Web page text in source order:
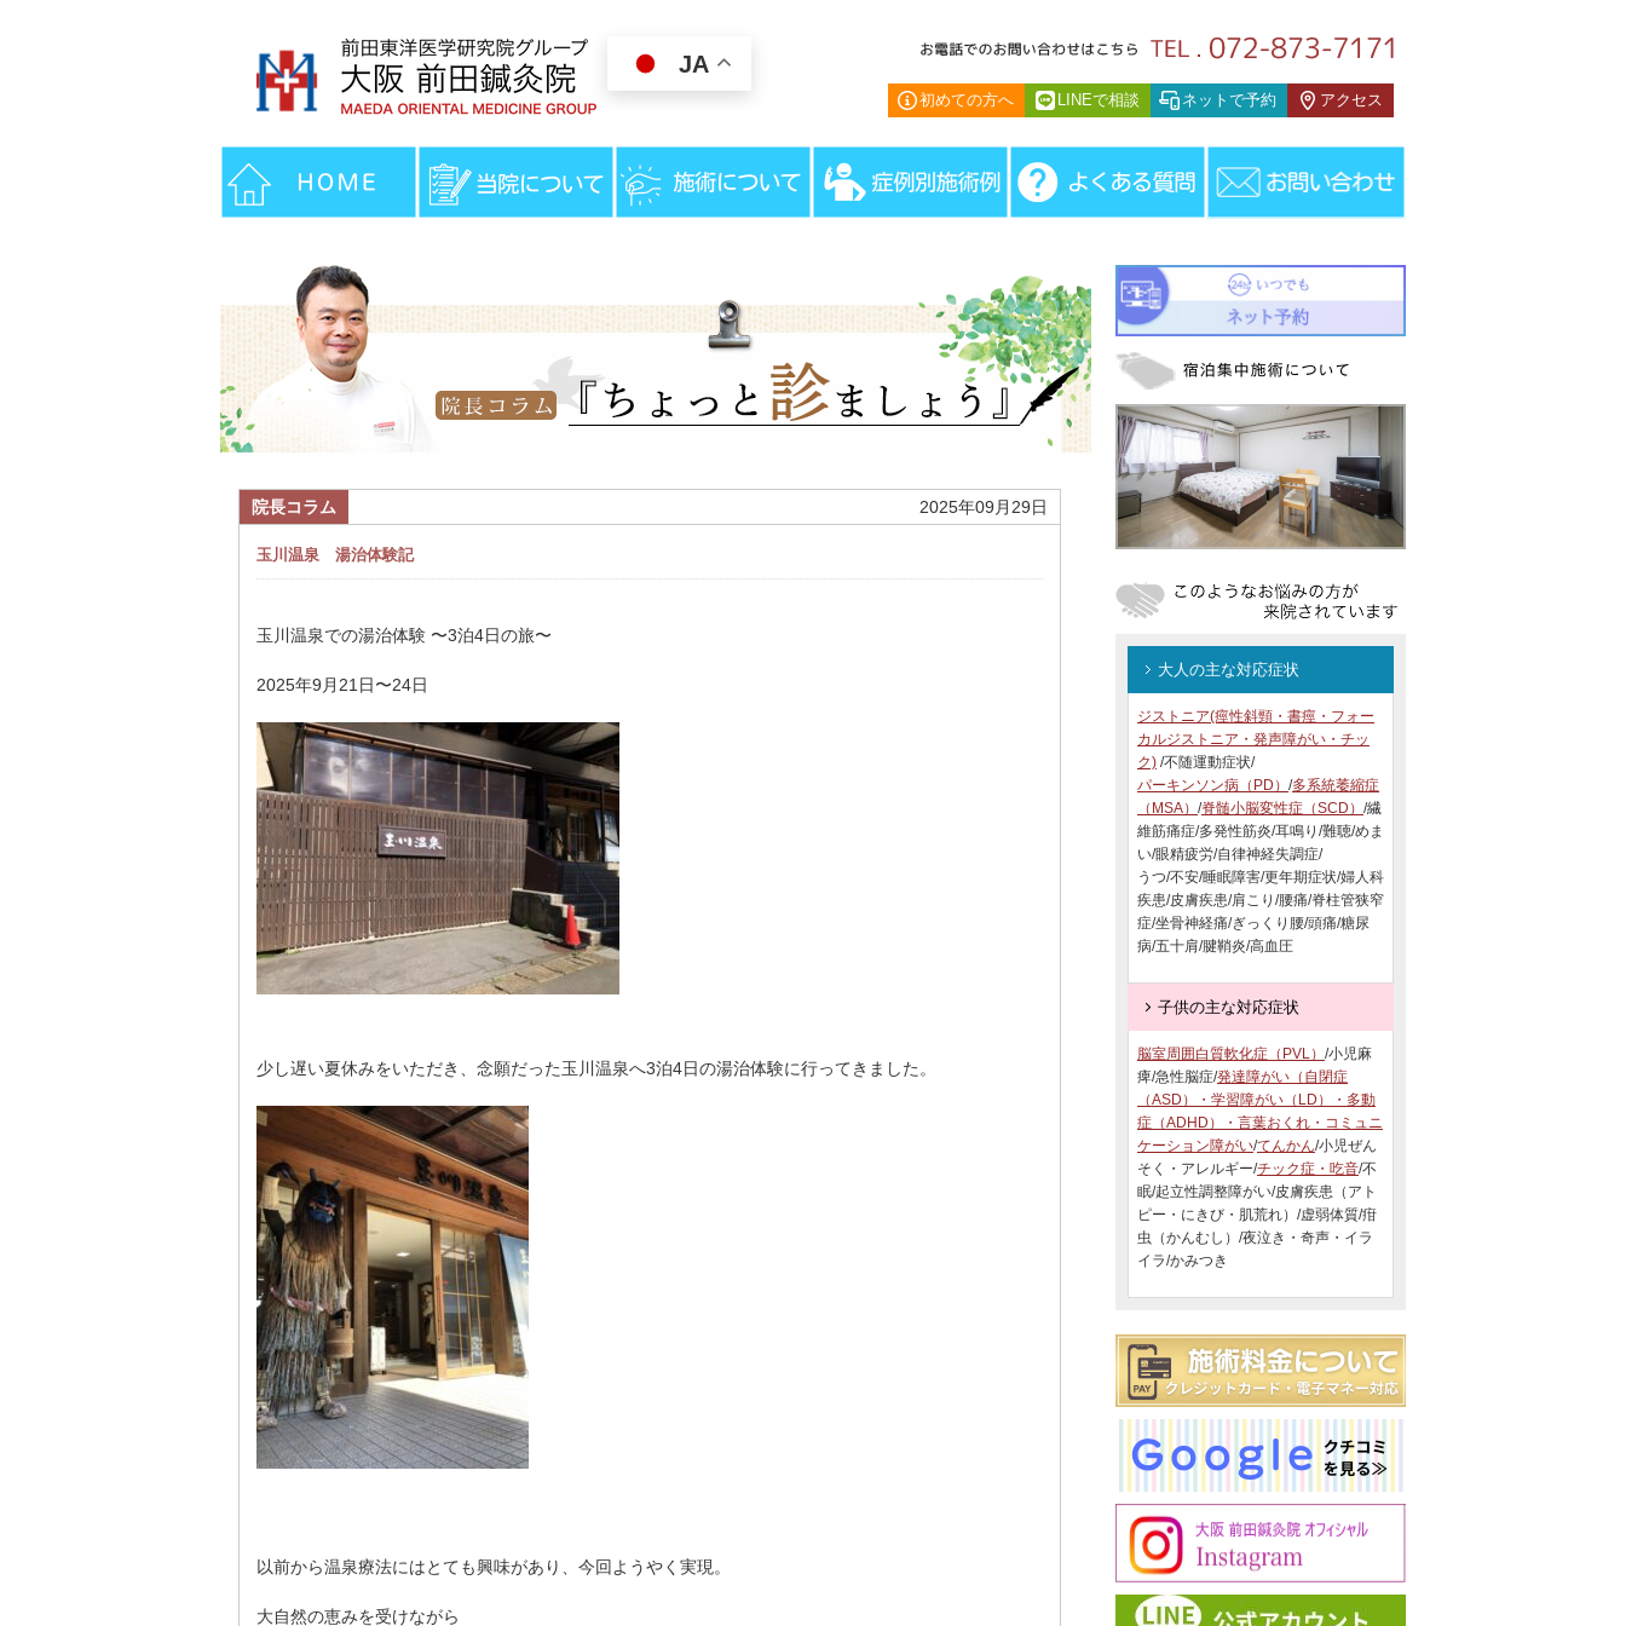
JA
初めての方へ LINEで相談 ネットで予約 アクセス
院長コラム『ちょっと診ましょう』
HOME＞ 院長コラム『ちょっと診ましょう』＞ 玉川温泉 湯治体験記
院長コラム 2025年09月29日
玉川温泉 湯治体験記
玉川温泉での湯治体験 〜3泊4日の旅〜
2025年9月21日〜24日
少し遅い夏休みをいただき、念願だった玉川温泉へ3泊4日の湯治体験に行ってきました。
以前から温泉療法にはとても興味があり、今回ようやく実現。
大自然の恵みを受けながら
大人の主な対応症状
ジストニア(痙性斜頸・書痙・フォー
カルジストニア・発声障がい・チッ
ク) /不随運動症状/
パーキンソン病（PD） /多系統萎縮症
（MSA） /脊髄小脳変性症（SCD） /繊
維筋痛症/多発性筋炎/耳鳴り/難聴/めま
い/眼精疲労/自律神経失調症/
うつ/不安/睡眠障害/更年期症状/婦人科
疾患/皮膚疾患/肩こり/腰痛/脊柱管狭窄
症/坐骨神経痛/ぎっくり腰/頭痛/糖尿
病/五十肩/腱鞘炎/高血圧
子供の主な対応症状
脳室周囲白質軟化症（PVL） /小児麻
痺/急性脳症/発達障がい（自閉症
（ASD）・学習障がい（LD）・多動
症（ADHD）・言葉おくれ・コミュニ
ケーション障がい/てんかん/小児ぜん
そく・アレルギー/チック症・吃音/不
眠/起立性調整障がい/皮膚疾患（アト
ピー・にきび・肌荒れ）/虚弱体質/疳
虫（かんむし）/夜泣き・奇声・イラ
イラ/かみつき